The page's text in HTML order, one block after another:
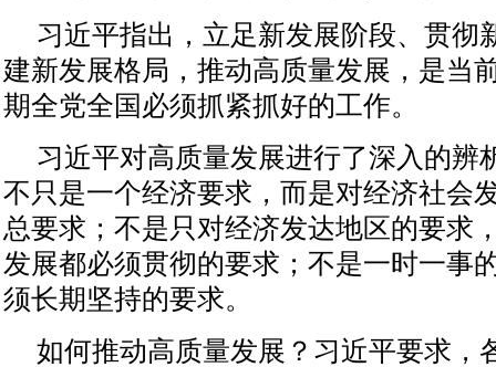
习近平指出，立足新发展阶段、贯彻
建新发展格局，推动高质量发展，是当
期全党全国必须抓紧抓好的工作。
习近平对高质量发展进行了深入的辨
不只是一个经济要求，而是对经济社会
总要求；不是只对经济发达地区的要求
发展都必须贯彻的要求；不是一时一事
须长期坚持的要求。
如何推动高质量发展？习近平要求，